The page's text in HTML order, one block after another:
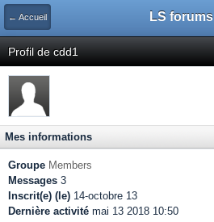
← Accueil LS forums
Profil de cdd1
Mes informations
Groupe Members
Messages 3
Inscrit(e) (le) 14-octobre 13
Dernière activité mai 13 2018 10:50